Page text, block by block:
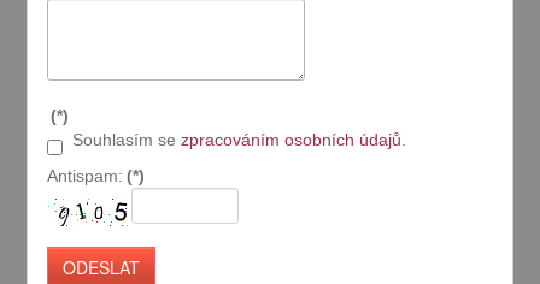
(*)
Souhlasím se zpracováním osobních údajů
Antispam: (*)